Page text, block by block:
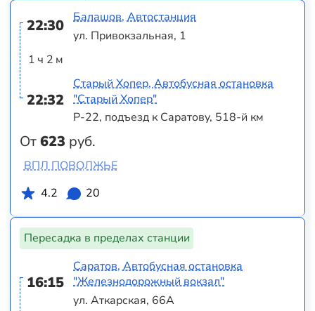
22:30
1 ч 2 м
22:32
От623 руб.
Балашов, Автостанция
ул. Привокзальная, 1
Старый Хопер, Автобусная остановка
"Старый Хопер"
Р-22, подъезд к Саратову, 518-й км
ВПЛ ПОВОЛЖЬЕ
4.2
20
Пересадка в пределах станции
16:15
Саратов, Автобусная остановка
"Железнодорожный вокзал"
ул. Аткарская, 66А